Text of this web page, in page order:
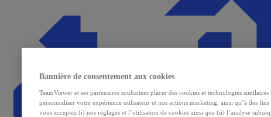
Bannière de consentement aux cookies
TeamViewer et ses partenaires souhaitent placer des cookies et technologies
personnaliser votre expérience utilisateur et nos actions marketing, ainsi qu’à des
vous acceptez (i) nos réglages et l’utilisation de cookies ainsi que (ii) l’analyse